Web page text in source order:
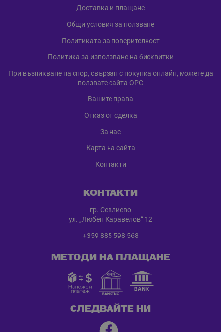
Доставка и плащане
Общи условия за ползване
Политиката за поверителност
Политика за използване на бисквитки
При възникване на спор, свързан с покупка онлайн, можете да
ползвате сайта ОРС
Вашите права
Отказ от сделка
За нас
Карта на сайта
Контакти
КОНТАКТИ
гр. Севлиево
ул. „Любен Каравелов“ 12
+359 885 598 568
МЕТОДИ НА ПЛАЩАНЕ
СЛЕДВАЙТЕ НИ